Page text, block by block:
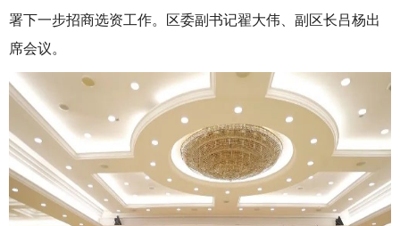
署下一步招商选资工作。区委副书记翟大伟、副区长吕杨出
席会议。